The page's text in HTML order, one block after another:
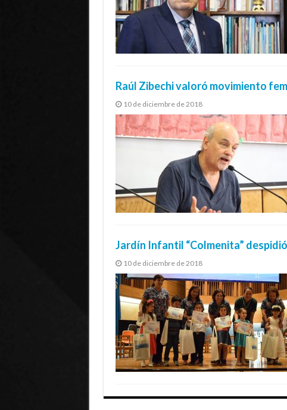
Raúl Zibechi valoró movimiento
10 de diciembre de 2018
Jardín Infantil “Colmenita”
10 de diciembre de 2018